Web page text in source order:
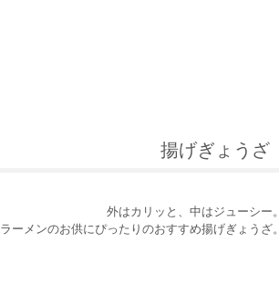
揚げぎょうざ
外はカリッと、中はジューシー。
ラーメンのお供にぴったりのおすすめ揚げぎょうざ。